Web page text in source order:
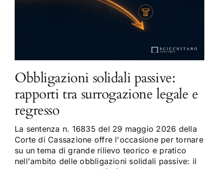
Obbligazioni solidali passive:
rapporti tra surrogazione legale e
regresso
La sentenza n. 16835 del 29 maggio 2026 della
Corte di Cassazione offre l'occasione per tornare
su un tema di grande rilievo teorico e pratico
nell'ambito delle obbligazioni solidali passive: il